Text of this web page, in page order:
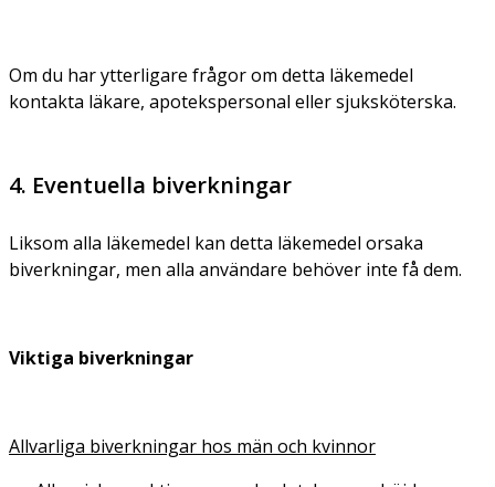
Om du har ytterligare frågor om detta läkemedel
kontakta läkare, apotekspersonal eller sjuksköterska.
4. Eventuella biverkningar
Liksom alla läkemedel kan detta läkemedel orsaka
biverkningar, men alla användare behöver inte få dem.
Viktiga biverkningar
Allvarliga biverkningar hos män och kvinnor